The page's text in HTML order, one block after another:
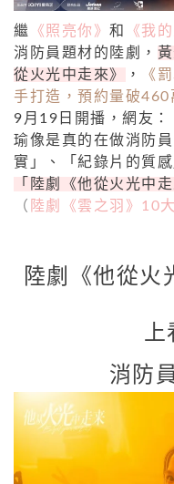
繼 《照亮你》 和 《我
消防員題材的陸劇，
從火光中走來》
，
《
手打造，預約量破
9月19日開播，網友
瑜像是真的在做消防
實」、「紀錄片的質
「陸劇《他從火光中
（ 陸劇《雲之羽》10
陸劇《他從火
上
消防